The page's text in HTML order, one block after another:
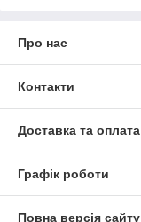
Про нас
Контакти
Доставка та оплата
Графік роботи
Повна версія сайту